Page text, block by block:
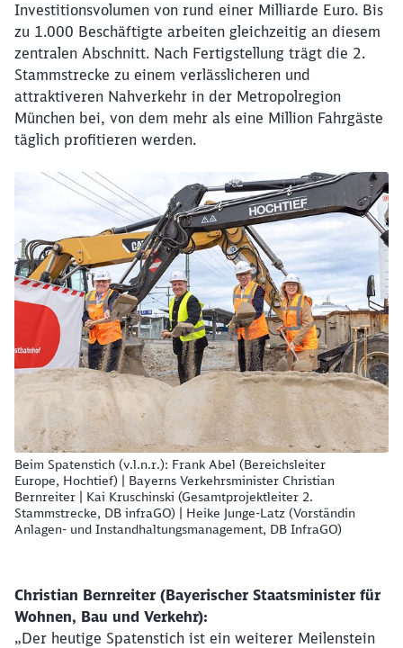
Investitionsvolumen von rund einer Milliarde Euro. Bis
zu 1.000 Beschäftigte arbeiten gleichzeitig an diesem
zentralen Abschnitt. Nach Fertigstellung trägt die 2.
Stammstrecke zu einem verlässlicheren und
attraktiveren Nahverkehr in der Metropolregion
München bei, von dem mehr als eine Million Fahrgäste
täglich profitieren werden.
Beim Spatenstich (v.l.n.r.): Frank Abel (Bereichsleiter
Europe, Hochtief) | Bayerns Verkehrsminister Christian
Bernreiter | Kai Kruschinski (Gesamtprojektleiter 2.
Stammstrecke, DB infraGO) | Heike Junge-Latz (Vorständin
Anlagen- und Instandhaltungsmanagement, DB InfraGO)
Christian Bernreiter (Bayerischer Staatsminister für
Wohnen, Bau und Verkehr):
„Der heutige Spatenstich ist ein weiterer Meilenstein